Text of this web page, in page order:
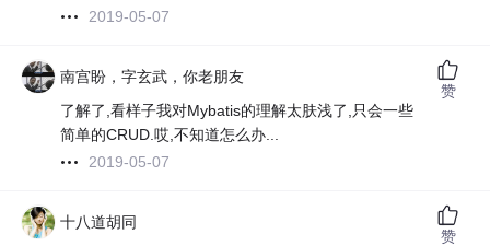
2019-05-07
南宫盼，字玄武，你老朋友
了解了,看样子我对Mybatis的理解太肤浅了,只会一些
简单的CRUD.哎,不知道怎么办...
2019-05-07
赞
十八道胡同
赞